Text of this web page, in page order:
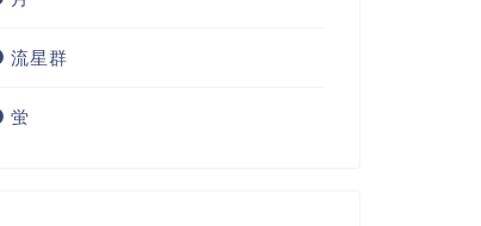
流星群
蛍